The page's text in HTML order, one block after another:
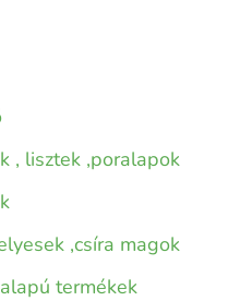
, lisztek ,poralapok
,csíra magok
termékek